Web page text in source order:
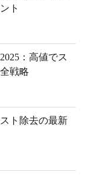
ト
：高値でス
戦略
ト除去の最新